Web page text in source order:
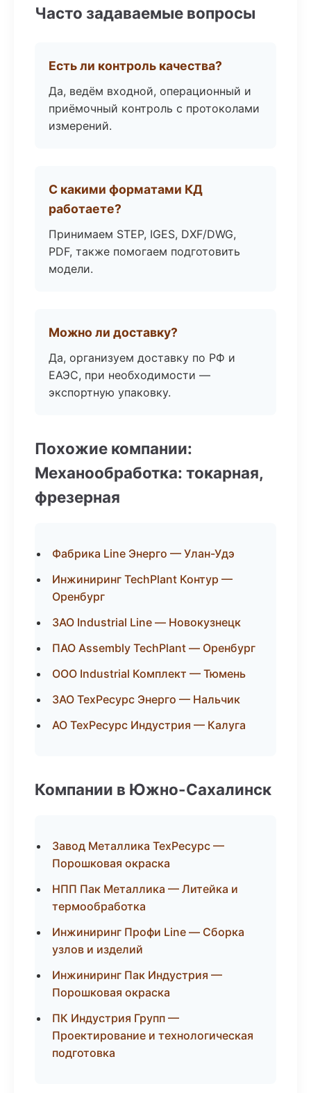
Часто задаваемые вопросы
Есть ли контроль качества?
Да, ведём входной, операционный и
приёмочный контроль с протоколами
измерений.
С какими форматами КД
работаете?
Принимаем STEP, IGES, DXF/DWG,
PDF, также помогаем подготовить
модели.
Можно ли доставку?
Да, организуем доставку по РФ и
ЕАЭС, при необходимости —
экспортную упаковку.
Похожие компании:
Механообработка: токарная,
фрезерная
Фабрика Line Энерго — Улан-Удэ
Инжиниринг TechPlant Контур —
Оренбург
ЗАО Industrial Line — Новокузнецк
ПАО Assembly TechPlant — Оренбург
ООО Industrial Комплект — Тюмень
ЗАО ТехРесурс Энерго — Нальчик
АО ТехРесурс Индустрия — Калуга
Компании в Южно-Сахалинск
Завод Металлика ТехРесурс —
Порошковая окраска
НПП Пак Металлика — Литейка и
термообработка
Инжиниринг Профи Line — Сборка
узлов и изделий
Инжиниринг Пак Индустрия —
Порошковая окраска
ПК Индустрия Групп —
Проектирование и технологическая
подготовка